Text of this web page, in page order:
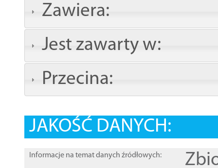
Zawiera:
Jest zawarty w:
Przecina:
JAKOŚĆ DANYCH:
Informacje na temat danych źródłowych: